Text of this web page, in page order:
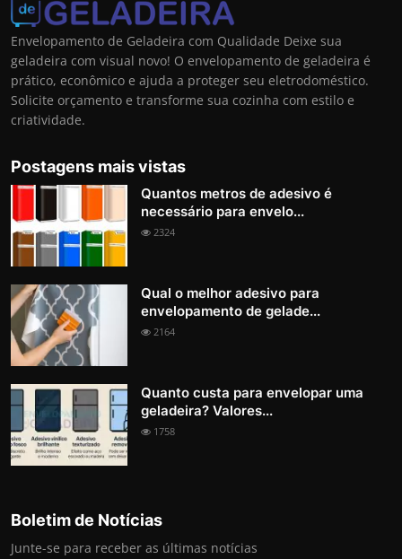
Envelopamento de Geladeira com Qualidade Deixe sua
geladeira com visual novo! O envelopamento de geladeira é
prático, econômico e ajuda a proteger seu eletrodoméstico.
Solicite orçamento e transforme sua cozinha com estilo e
criatividade.
Postagens mais vistas
Quantos metros de adesivo é
necessário para envelo...
2324
Qual o melhor adesivo para
envelopamento de gelade...
2164
Quanto custa para envelopar uma
geladeira? Valores...
1758
Boletim de Notícias
Junte-se para receber as últimas notícias